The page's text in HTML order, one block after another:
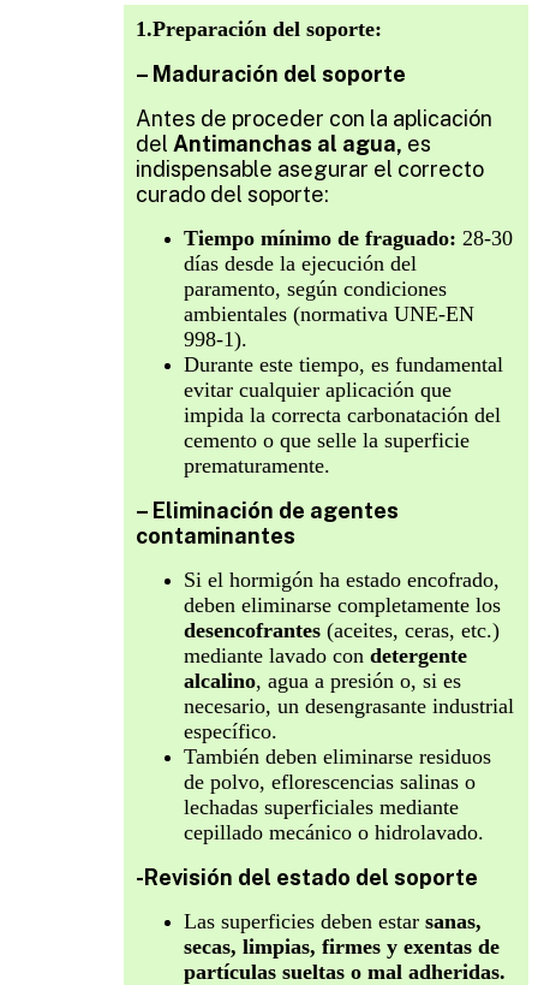
1.Preparación del soporte:
– Maduración del soporte
Antes de proceder con la aplicación
del Antimanchas al agua, es
indispensable asegurar el correcto
curado del soporte:
Tiempo mínimo de fraguado: 28-30
días desde la ejecución del
paramento, según condiciones
ambientales (normativa UNE-EN
998-1).
Durante este tiempo, es fundamental
evitar cualquier aplicación que
impida la correcta carbonatación del
cemento o que selle la superficie
prematuramente.
– Eliminación de agentes
contaminantes
Si el hormigón ha estado encofrado,
deben eliminarse completamente los
desencofrantes (aceites, ceras, etc.)
mediante lavado con detergente
alcalino, agua a presión o, si es
necesario, un desengrasante industrial
específico.
También deben eliminarse residuos
de polvo, eflorescencias salinas o
lechadas superficiales mediante
cepillado mecánico o hidrolavado.
-Revisión del estado del soporte
Las superficies deben estar sanas,
secas, limpias, firmes y exentas de
partículas sueltas o mal adheridas.